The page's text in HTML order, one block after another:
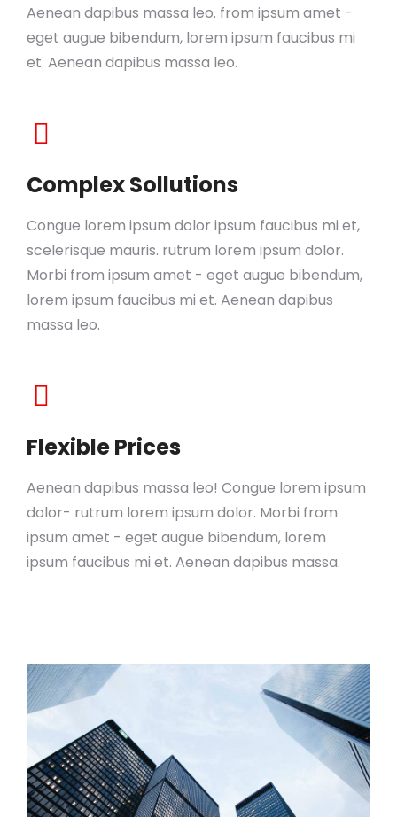
Aenean dapibus massa leo. from ipsum amet -
eget augue bibendum, lorem ipsum faucibus mi
et. Aenean dapibus massa leo.
Complex Sollutions
Congue lorem ipsum dolor ipsum faucibus mi et,
scelerisque mauris. rutrum lorem ipsum dolor.
Morbi from ipsum amet - eget augue bibendum,
lorem ipsum faucibus mi et. Aenean dapibus
massa leo.
Flexible Prices
Aenean dapibus massa leo! Congue lorem ipsum
dolor- rutrum lorem ipsum dolor. Morbi from
ipsum amet - eget augue bibendum, lorem
ipsum faucibus mi et. Aenean dapibus massa.